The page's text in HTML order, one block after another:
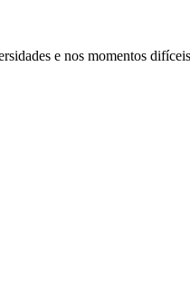
e nos momentos